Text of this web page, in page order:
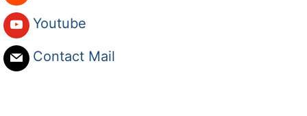
Youtube
Contact Mail